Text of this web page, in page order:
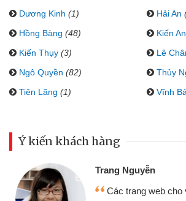
Dương Kinh (1) Hải An
Hồng Bàng (48) Kiến An
Kiến Thụy (3) Lê
Ngô Quyền (82) Thủy
Tiên Lãng (1) Vĩnh
Ý kiến khách hàng
Trang Nguyễn
Các trang web cho